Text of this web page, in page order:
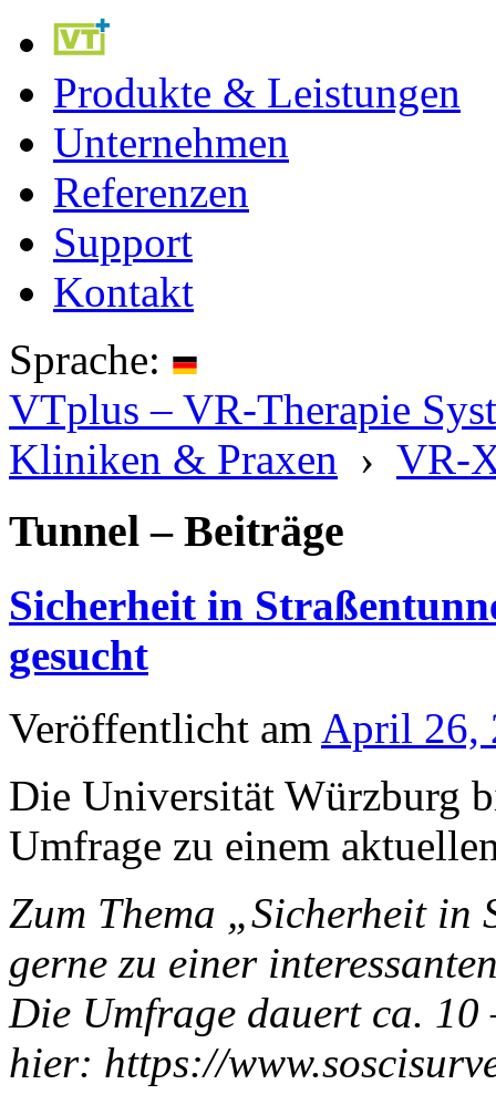
Produkte & Leistungen
Unternehmen
Referenzen
Support
Kontakt
Sprache:
VTplus – VR-Therapie
Kliniken & Praxen › VR-
Tunnel – Beiträge
Sicherheit in
gesucht
Veröffentlicht am April 26,
Die Universität Würzburg
Umfrage zu einem
Zum Thema „Sicherheit in
gerne zu einer
Die Umfrage dauert ca.
hier: https://